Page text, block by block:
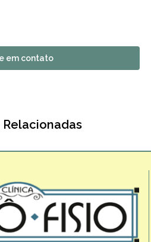
em contato
Relacionadas